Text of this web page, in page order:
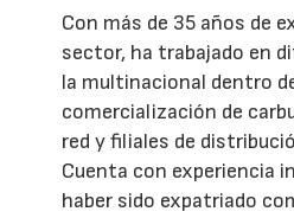
Con más de 35 años de
sector, ha trabajado en
la multinacional dentro
comercialización de
red y filiales de
Cuenta con experiencia
haber sido expatriado